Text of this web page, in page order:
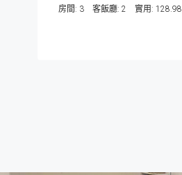
房間: 3 客飯廳: 2 128.98